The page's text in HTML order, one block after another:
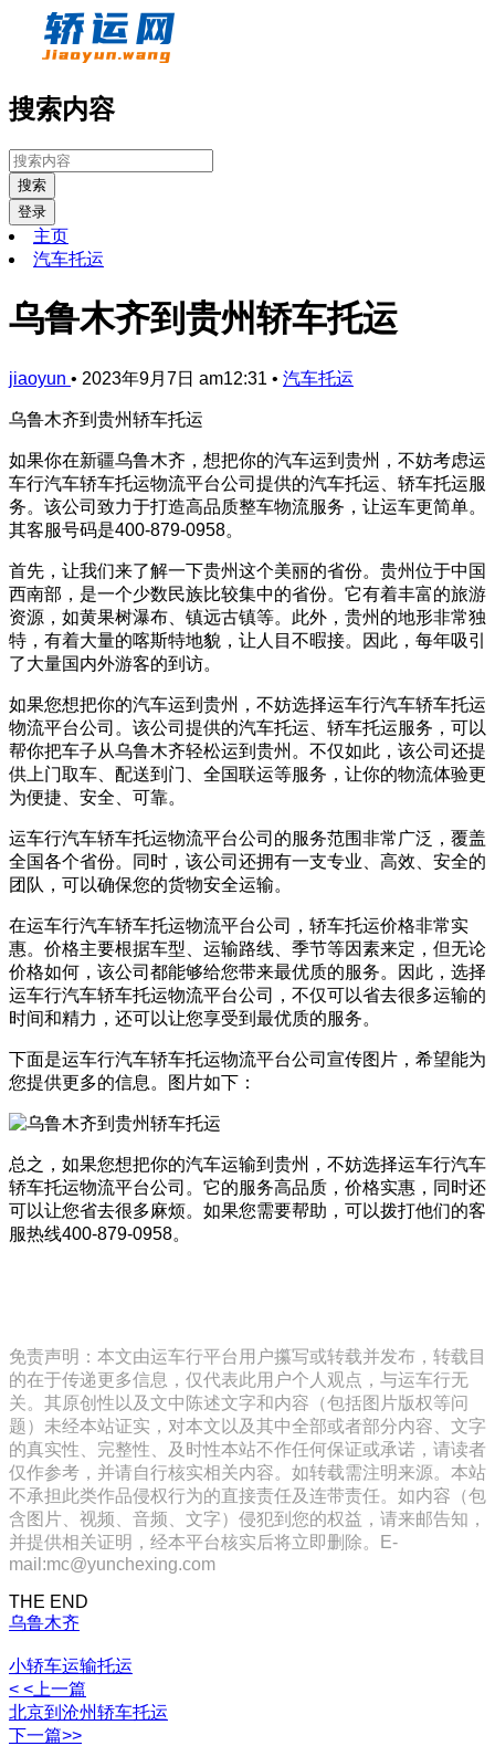
搜索内容
搜索
登录
主页
汽车托运
乌鲁木齐到贵州轿车托运
jiaoyun • 2023年9月7日 am12:31 • 汽车托运
乌鲁木齐到贵州轿车托运
如果你在新疆乌鲁木齐，想把你的汽车运到贵州，不妨考虑运
车行汽车轿车托运物流平台公司提供的汽车托运、轿车托运服
务。该公司致力于打造高品质整车物流服务，让运车更简单。
其客服号码是400-879-0958。
首先，让我们来了解一下贵州这个美丽的省份。贵州位于中国
西南部，是一个少数民族比较集中的省份。它有着丰富的旅游
资源，如黄果树瀑布、镇远古镇等。此外，贵州的地形非常独
特，有着大量的喀斯特地貌，让人目不暇接。因此，每年吸引
了大量国内外游客的到访。
如果您想把你的汽车运到贵州，不妨选择运车行汽车轿车托运
物流平台公司。该公司提供的汽车托运、轿车托运服务，可以
帮你把车子从乌鲁木齐轻松运到贵州。不仅如此，该公司还提
供上门取车、配送到门、全国联运等服务，让你的物流体验更
为便捷、安全、可靠。
运车行汽车轿车托运物流平台公司的服务范围非常广泛，覆盖
全国各个省份。同时，该公司还拥有一支专业、高效、安全的
团队，可以确保您的货物安全运输。
在运车行汽车轿车托运物流平台公司，轿车托运价格非常实
惠。价格主要根据车型、运输路线、季节等因素来定，但无论
价格如何，该公司都能够给您带来最优质的服务。因此，选择
运车行汽车轿车托运物流平台公司，不仅可以省去很多运输的
时间和精力，还可以让您享受到最优质的服务。
下面是运车行汽车轿车托运物流平台公司宣传图片，希望能为
您提供更多的信息。图片如下：
总之，如果您想把你的汽车运输到贵州，不妨选择运车行汽车
轿车托运物流平台公司。它的服务高品质，价格实惠，同时还
可以让您省去很多麻烦。如果您需要帮助，可以拨打他们的客
服热线400-879-0958。
免责声明：本文由运车行平台用户攥写或转载并发布，转载目
的在于传递更多信息，仅代表此用户个人观点，与运车行无
关。其原创性以及文中陈述文字和内容（包括图片版权等问
题）未经本站证实，对本文以及其中全部或者部分内容、文字
的真实性、完整性、及时性本站不作任何保证或承诺，请读者
仅作参考，并请自行核实相关内容。如转载需注明来源。本站
不承担此类作品侵权行为的直接责任及连带责任。如内容（包
含图片、视频、音频、文字）侵犯到您的权益，请来邮告知，
并提供相关证明，经本平台核实后将立即删除。E-
mail:mc@yunchexing.com
THE END
乌鲁木齐
小轿车运输托运
< <上一篇
北京到沧州轿车托运
下一篇>>